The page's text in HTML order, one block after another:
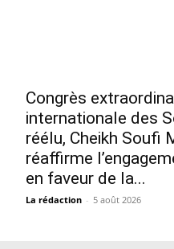
Congrès
internationale des
réélu, Cheikh Soufi
réaffirme
en faveur de la...
La rédaction - 5 août 2026